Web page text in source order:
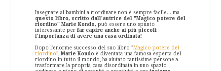
Insegnare ai bambini a riordinare non è sempre facile... ma
questo libro, scritto dall'autrice del "Magico potere del
riordino" Marie Kondo, può essere uno spunto
interessante per far capire anche ai più piccoli
l'importanza di avere una casa ordinata!
Dopo l'enorme successo del suo libro "Magico potere del
riordino" Marie Kondo è diventata una famosa esperta del
riordino in tutto il mondo, ha aiutato tantissime persone a
trasformare la propria casa disordinata in uno spazio